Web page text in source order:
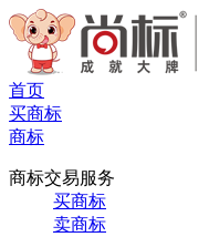
首页
买商标
商标
商标交易服务
买商标
卖商标